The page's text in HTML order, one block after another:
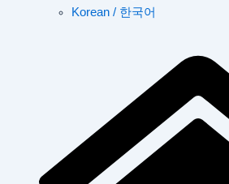
Korean / 한국어